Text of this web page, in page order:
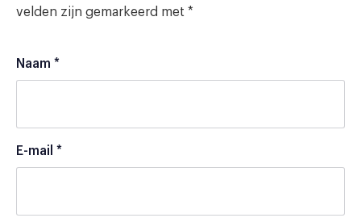
velden zijn gemarkeerd met *
Naam *
E-mail *